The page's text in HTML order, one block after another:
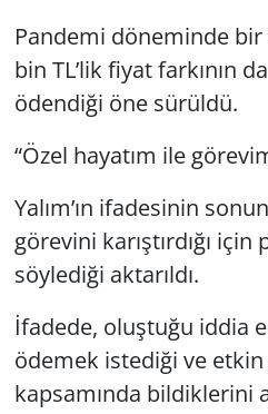
Pandemi döneminde bir
bin TL’lik fiyat farkının
ödendiği öne sürüldü.
“Özel hayatım ile
Yalım’ın ifadesinin
görevini karıştırdığı
söylediği aktarıldı.
İfadede, oluştuğu iddia
ödemek istediği ve etkin
kapsamında bildiklerini